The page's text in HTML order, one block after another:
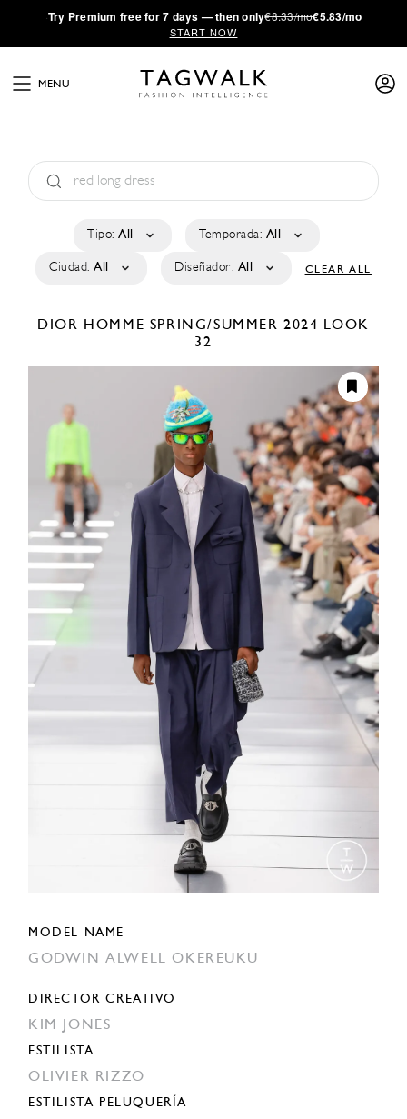
·Try Premium free for 7 days — then only€8.33/mo€5.83/mo
START NOW
MENU
Tipo: All Temporada: All
Ciudad: All Diseñador: All CLEAR ALL
DIOR HOMME SPRING/SUMMER 2024 LOOK
32
MODEL NAME
GODWIN ALWELL OKEREUKU
DIRECTOR CREATIVO
KIM JONES
ESTILISTA
OLIVIER RIZZO
ESTILISTA PELUQUERÍA